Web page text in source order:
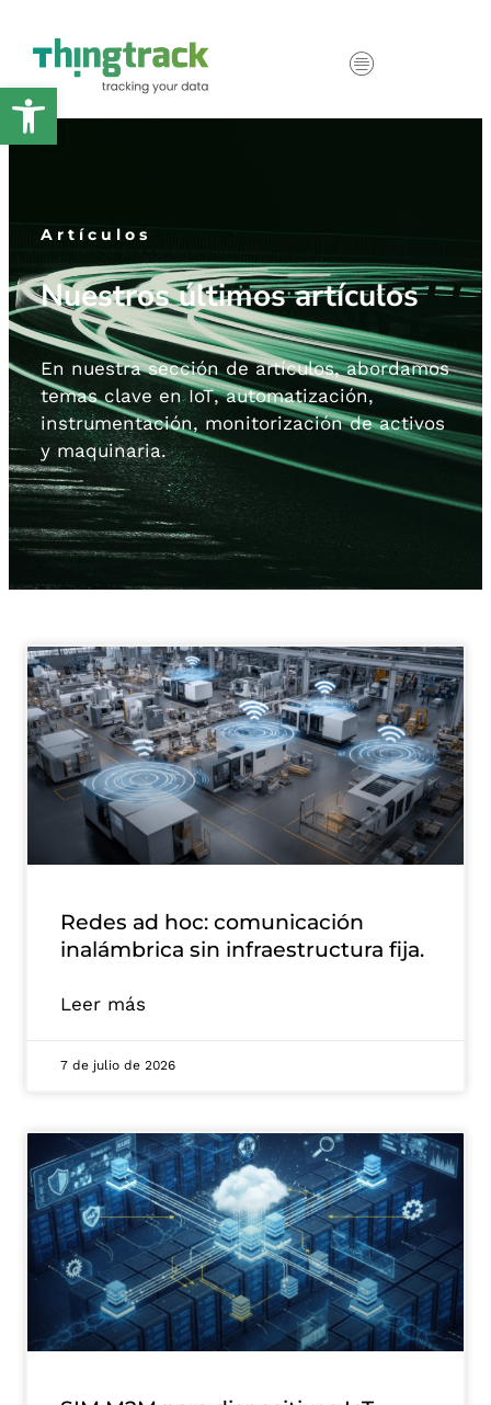
Abrir barra de herramientas
Artículos
Nuestros últimos artículos
En nuestra sección de artículos, abordamos
temas clave enIoT,automatización,
instrumentación, monitorización de activos
y maquinaria.
Redes ad hoc: comunicación
inalámbrica sin infraestructura fija.
Leer más
7 de julio de 2026